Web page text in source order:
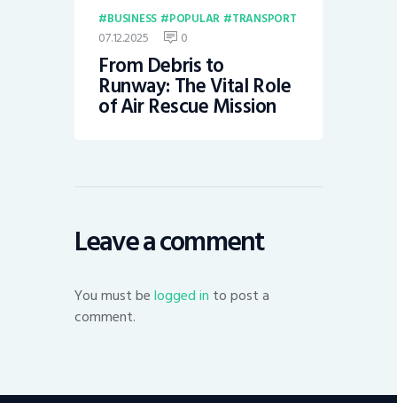
BUSINESS POPULAR TRANSPORT
07.12.2025 0
From Debris to
Runway: The Vital Role
of Air Rescue Mission
Leave a comment
You must belogged in to post a
comment.